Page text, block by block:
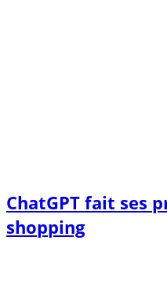
ChatGPT fait ses
shopping